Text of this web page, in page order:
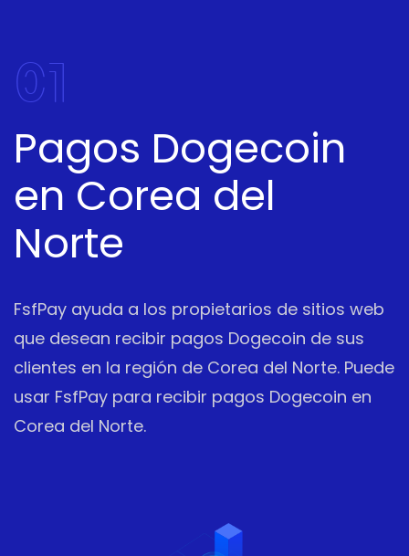
01
Pagos Dogecoin
en Corea del
Norte
FsfPay ayuda a los propietarios de sitios web
que desean recibir pagos Dogecoin de sus
clientes en la región de Corea del Norte. Puede
usar FsfPay para recibir pagos Dogecoin en
Corea del Norte.